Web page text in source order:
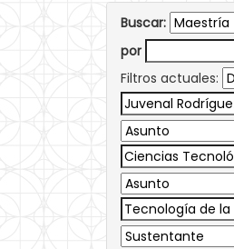
Buscar:
por
Filtros actuales: